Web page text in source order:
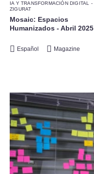
IA Y TRANSFORMACIÓN DIGITAL -
ZIGURAT
Mosaic: Espacios
Humanizados - Abril 2025
Español Magazine